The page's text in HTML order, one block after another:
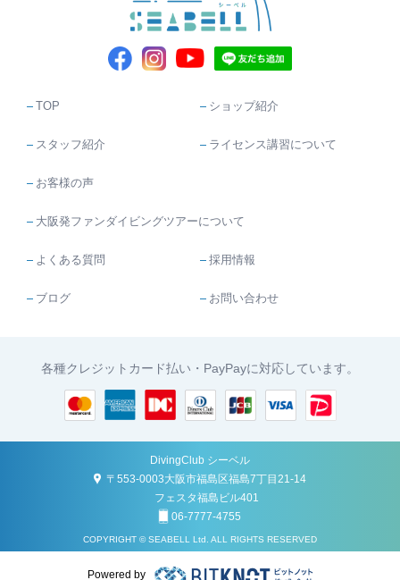
TOP ショップ紹介
スタッフ紹介 ライセンス講習について
お客様の声
大阪発ファンダイビングツアーについて
よくある質問 採用情報
ブログ お問い合わせ
各種クレジットカード払い・PayPayに対応しています。
DivingClub シーベル
〒553-0003大阪市福島区福島7丁目21-14
フェスタ福島ビル401
06-7777-4755
COPYRIGHT © SEABELL Ltd. ALL RIGHTS RESERVED
Powered by